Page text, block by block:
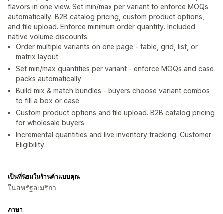
flavors in one view. Set min/max per variant to enforce MOQs
automatically. B2B catalog pricing, custom product options,
and file upload. Enforce minimum order quantity. Included
native volume discounts.
Order multiple variants on one page - table, grid, list, or
matrix layout
Set min/max quantities per variant - enforce MOQs and case
packs automatically
Build mix & match bundles - buyers choose variant combos
to fill a box or case
Custom product options and file upload. B2B catalog pricing
for wholesale buyers
Incremental quantities and live inventory tracking. Customer
Eligibility.
เป็นที่นิยมในร้านค้าแบบคุณ
ในสหรัฐอเมริกา
ภาษา